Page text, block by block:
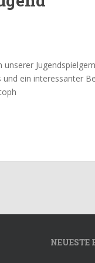
ein interessanter
NEUESTE